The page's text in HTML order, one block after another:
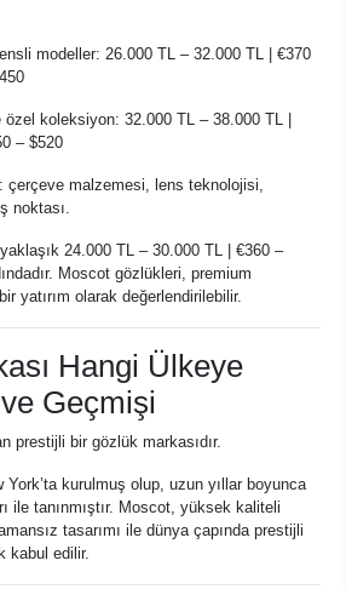
modeller: 26.000 TL – 32.000 TL | €370
özel koleksiyon: 32.000 TL – 38.000 TL |
– $520
çerçeve malzemesi, lens teknolojisi,
noktası.
24.000 TL – 30.000 TL | €360 –
Moscot gözlükleri, premium
yatırım olarak değerlendirilebilir.
Hangi Ülkeye
Geçmişi
prestijli bir gözlük markasıdır.
York’ta kurulmuş olup, uzun yıllar boyunca
ile tanınmıştır. Moscot, yüksek kaliteli
tasarımı ile dünya çapında prestijli
kabul edilir.